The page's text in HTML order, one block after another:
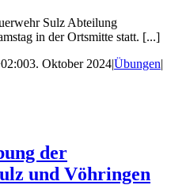
Sulz Abteilung
in der Ortsmitte statt. [...]
3. Oktober 2024|Übungen|
der
und Vöhringen